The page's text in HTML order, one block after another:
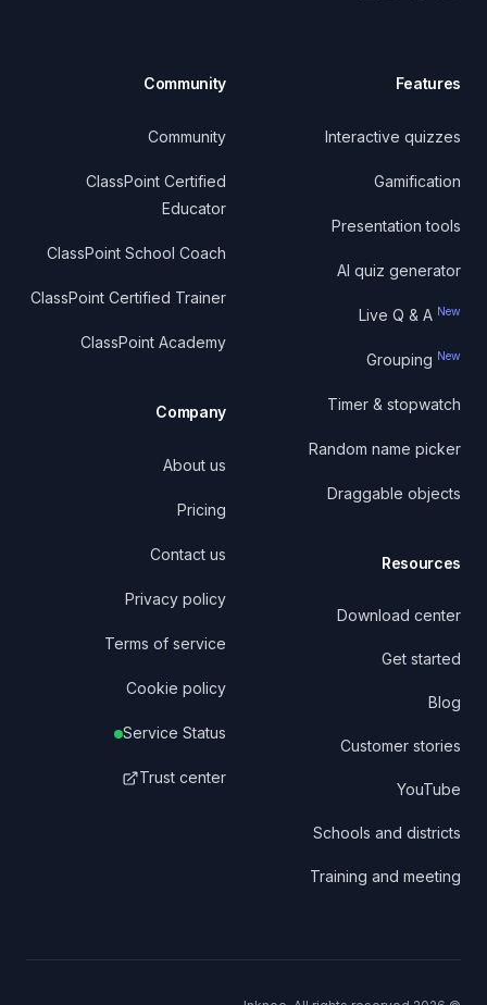
Features
Interactive quizzes
Gamification
Presentation tools
AI quiz generator
Live Q & A New
Grouping New
Timer & stopwatch
Random name picker
Draggable objects
Resources
Download center
Get started
Blog
Customer stories
YouTube
Schools and districts
Training and meeting
Community
Community
ClassPoint Certified
Educator
ClassPoint School Coach
ClassPoint Certified Trainer
ClassPoint Academy
Company
About us
Pricing
Contact us
Privacy policy
Terms of service
Cookie policy
Service Status
Trust center